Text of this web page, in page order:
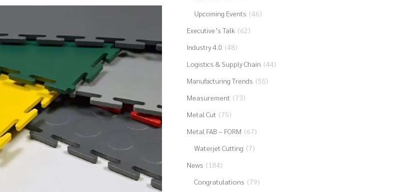
Upcoming Events (46)
Executive’s Talk (62)
Industry 4.0 (48)
Logistics & Supply Chain (44)
Manufacturing Trends (55)
Measurement (73)
Metal Cut (75)
Metal FAB – FORM (67)
Waterjet Cutting (7)
News (184)
Congratulations (79)